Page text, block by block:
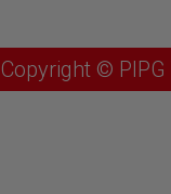
Copyright ©